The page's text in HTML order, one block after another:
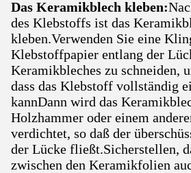
Das Keramikblech kleben:
des Klebstoffs ist das
kleben.Verwenden Sie eine
Klebstoffpapier entlang der
Keramikbleches zu schneiden,
dass das Klebstoff vollständig
kannDann wird das
Holzhammer oder einem
verdichtet, so daß der
der Lücke fließt.Sicherstellen,
zwischen den Keramikfolien